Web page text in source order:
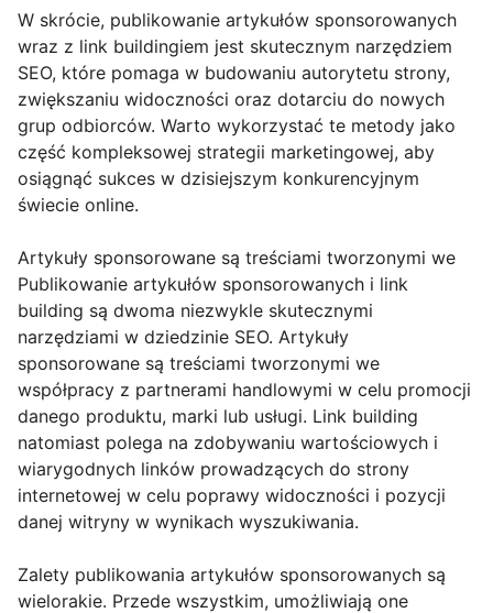
W skrócie, publikowanie artykułów sponsorowanych
wraz z link buildingiem jest skutecznym narzędziem
SEO, które pomaga w budowaniu autorytetu strony,
zwiększaniu widoczności oraz dotarciu do nowych
grup odbiorców. Warto wykorzystać te metody jako
część kompleksowej strategii marketingowej, aby
osiągnąć sukces w dzisiejszym konkurencyjnym
świecie online.
Artykuły sponsorowane są treściami tworzonymi we
Publikowanie artykułów sponsorowanych i link
building są dwoma niezwykle skutecznymi
narzędziami w dziedzinie SEO. Artykuły
sponsorowane są treściami tworzonymi we
współpracy z partnerami handlowymi w celu promocji
danego produktu, marki lub usługi. Link building
natomiast polega na zdobywaniu wartościowych i
wiarygodnych linków prowadzących do strony
internetowej w celu poprawy widoczności i pozycji
danej witryny w wynikach wyszukiwania.
Zalety publikowania artykułów sponsorowanych są
wielorakie. Przede wszystkim, umożliwiają one